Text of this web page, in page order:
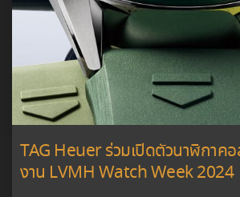
TAG Heuer ร่วมเปิดตัวนาฬิกาคอ
งาน LVMH Watch Week 2024